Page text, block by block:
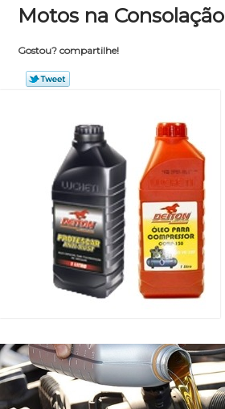
Motos na Consolação
Gostou? compartilhe!